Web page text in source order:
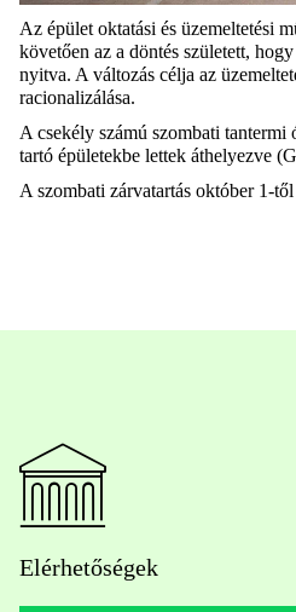
Az épület oktatási és üzemeltetési
követően az a döntés született,
nyitva. A változás célja az
racionalizálása.
A csekély számú szombati tantermi
tartó épületekbe lettek áthelyezve
A szombati zárvatartás október 1-
Elérhetőségek